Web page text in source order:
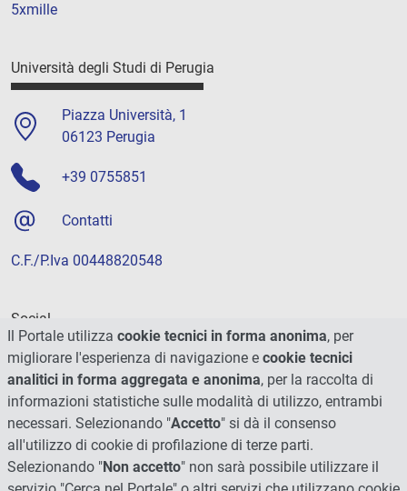
5xmille
Università degli Studi di Perugia
Piazza Università, 1
06123 Perugia
+39 0755851
Contatti
C.F./P.Iva 00448820548
Social
Il Portale utilizza cookie tecnici in forma anonima, per
migliorare l'esperienza di navigazione e cookie tecnici
analitici in forma aggregata e anonima, per la raccolta di
informazioni statistiche sulle modalità di utilizzo, entrambi
necessari. Selezionando "Accetto" si dà il consenso
all'utilizzo di cookie di profilazione di terze parti.
Selezionando "Non accetto" non sarà possibile utilizzare il